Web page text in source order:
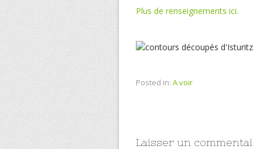
Plus de renseignements ici.
Posted in: A voir
Laisser un